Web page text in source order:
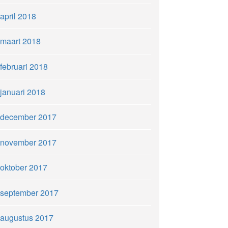
april 2018
maart 2018
februari 2018
januari 2018
december 2017
november 2017
oktober 2017
september 2017
augustus 2017